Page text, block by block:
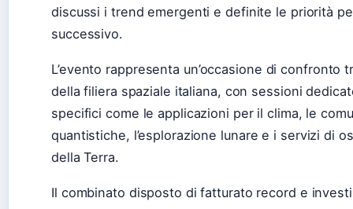
discussi i trend emergenti e definite le priorità
successivo.
L’evento rappresenta un’occasione di confronto
della filiera spaziale italiana, con sessioni
specifici come le applicazioni per il clima, le
quantistiche, l’esplorazione lunare e i servizi di
della Terra.
Il combinato disposto di fatturato record e